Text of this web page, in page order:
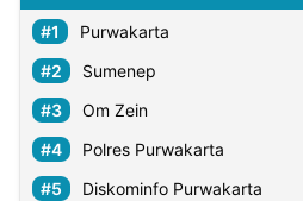
Purwakarta
Sumenep
Om Zein
Polres Purwakarta
Diskominfo Purwakarta